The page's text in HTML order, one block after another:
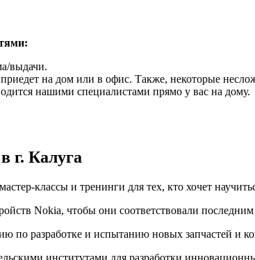
выдачи.
на дом или в офис. Также, некоторые
нашими специалистами прямо у вас на дому.
г. Калуга
классы и тренинги для тех, кто хочет
Nokia, чтобы они соответствовали
по разработке и испытанию новых запчастей и
институтами для разработки